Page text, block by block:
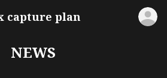
capture plan
NEWS